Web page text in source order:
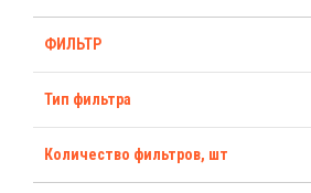
ФИЛЬТР
Тип фильтра
Количество фильтров, шт